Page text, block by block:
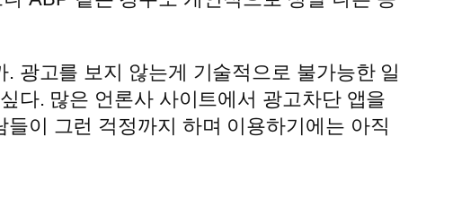
광고를 보지 않는게 기술적으로 불가능한 일
다. 많은 언론사 사이트에서 광고차단 앱을
이 그런 걱정까지 하며 이용하기에는 아직